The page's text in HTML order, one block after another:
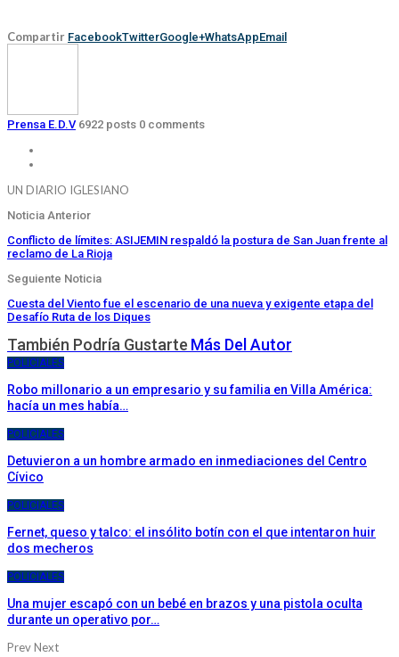
Compartir FacebookTwitterGoogle+WhatsAppEmail
Prensa E.D.V 6922 posts 0 comments
UN DIARIO IGLESIANO
Noticia Anterior
Conflicto de límites: ASIJEMIN respaldó la postura de San Juan frente al
reclamo de La Rioja
Seguiente Noticia
Cuesta del Viento fue el escenario de una nueva y exigente etapa del
Desafío Ruta de los Diques
También Podría Gustarte Más Del Autor
POLICIALES
Robo millonario a un empresario y su familia en Villa América:
hacía un mes había…
POLICIALES
Detuvieron a un hombre armado en inmediaciones del Centro
Cívico
POLICIALES
Fernet, queso y talco: el insólito botín con el que intentaron huir
dos mecheros
POLICIALES
Una mujer escapó con un bebé en brazos y una pistola oculta
durante un operativo por…
PrevNext